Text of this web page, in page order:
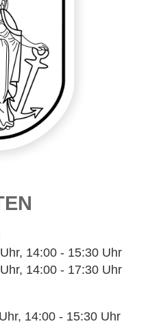
14:00 - 15:30 Uhr
14:00 - 17:30 Uhr
14:00 - 15:30 Uhr